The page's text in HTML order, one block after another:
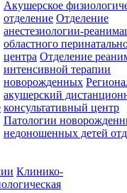
Акушерское
отделение Отделение
анестезиологии-
областного
центра Отделение
интенсивной терапии
новорожденных
акушерский
консультативный центр
Патологии
недоношенных детей
Клинико-